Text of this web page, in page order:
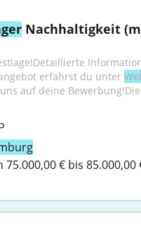
Nachhaltigkeit
erfährst du unter
auf deine
75.000,00 € bis 85.000,00